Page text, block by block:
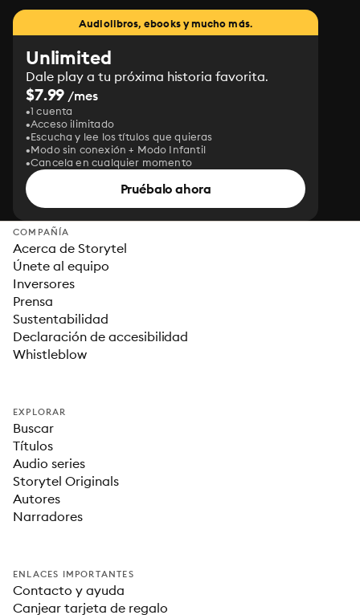
Audiolibros, ebooks y mucho más.
Unlimited
Dale play a tu próxima historia favorita.
$7.99 /mes
1 cuenta
Acceso ilimitado
Escucha y lee los títulos que quieras
Modo sin conexión + Modo Infantil
Cancela en cualquier momento
Pruébalo ahora
COMPAÑÍA
Acerca de Storytel
Únete al equipo
Inversores
Prensa
Sustentabilidad
Declaración de accesibilidad
Whistleblow
EXPLORAR
Buscar
Títulos
Audio series
Storytel Originals
Autores
Narradores
ENLACES IMPORTANTES
Contacto y ayuda
Canjear tarjeta de regalo